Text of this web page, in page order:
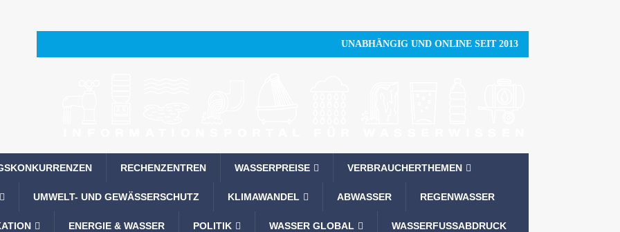
UNABHÄNGIG UND ONLINE SEIT 2013
RECHENZENTREN WASSERPREISE VERBRAUCHERTHEMEN
UMWELT- UND GEWÄSSERSCHUTZ KLIMAWANDEL ABWASSER REGENWASSER
ENERGIE & WASSER POLITIK WASSER GLOBAL WASSERFUSSABDRUCK